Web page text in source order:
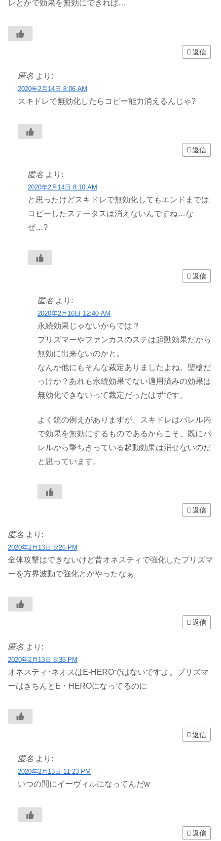
レとかで効果を無効にできれば…
返信
匿名 より:
2020年2月14日 8:06 AM
スキドレで無効化したらコピー能力消えるんじゃ?
返信
匿名 より:
2020年2月14日 8:10 AM
と思ったけどスキドレで無効化してもエンドまでは
コピーしたステータスは消えないんですね…な
ぜ…?
返信
匿名 より:
2020年2月16日 12:40 AM
永続効果じゃないからでは？
プリズマーやファンカスのステは起動効果だから
無効に出来ないのかと。
なんか他にもそんな裁定ありましたよね。聖槍だ
っけか？あれも永続効果でない適用済みの効果は
無効化できないって裁定だったはずです。
よく銃の例えがありますが、スキドレはバレル内
で効果を無効にするものであるからこそ、既にバ
レルから撃ちきっている起動効果は消せないのだ
と思っています。
返信
匿名 より:
2020年2月13日 8:26 PM
全体攻撃はできないけど昔オネスティで強化したプリズマ
ーを方界波動で強化とかやったなぁ
返信
匿名 より:
2020年2月13日 8:38 PM
オネスティ･ネオスはE-HEROではないですよ。プリズマ
ーはきちんとE・HEROになってるのに
返信
匿名 より:
2020年2月13日 11:23 PM
いつの間にイーヴィルになってんだw
返信